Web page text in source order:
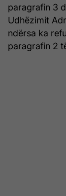
paragrafin 3
Udhëzimit
ndërsa ka
paragrafin 2